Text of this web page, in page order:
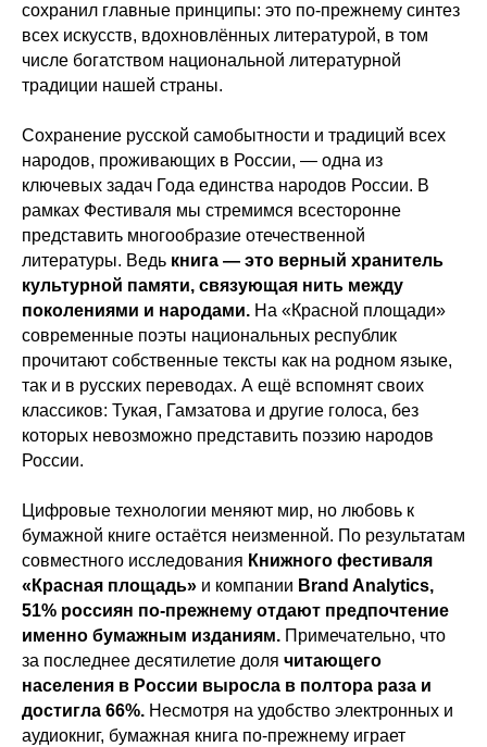
сохранил главные принципы: это по‑прежнему синтез
всех искусств, вдохновлённых литературой, в том
числе богатством национальной литературной
традиции нашей страны.
Сохранение русской самобытности и традиций всех
народов, проживающих в России, — одна из
ключевых задач Года единства народов России. В
рамках Фестиваля мы стремимся всесторонне
представить многообразие отечественной
литературы. Ведь книга — это верный хранитель
культурной памяти, связующая нить между
поколениями и народами. На «Красной площади»
современные поэты национальных республик
прочитают собственные тексты как на родном языке,
так и в русских переводах. А ещё вспомнят своих
классиков: Тукая, Гамзатова и другие голоса, без
которых невозможно представить поэзию народов
России.
Цифровые технологии меняют мир, но любовь к
бумажной книге остаётся неизменной. По результатам
совместного исследования Книжного фестиваля
«Красная площадь» и компании Brand Analytics,
51% россиян по-прежнему отдают предпочтение
именно бумажным изданиям. Примечательно, что
за последнее десятилетие доля читающего
населения в России выросла в полтора раза и
достигла 66%. Несмотря на удобство электронных и
аудиокниг, бумажная книга по‑прежнему играет